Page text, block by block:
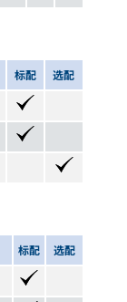
标配
选配
标配
选配